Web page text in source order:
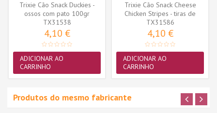
Trixie Cão Snack Duckies -
ossos com pato 100gr
(TX31538)
TX31538
4,10 €
ADICIONAR AO
CARRINHO
Trixie Cão Snack Cheese
Chicken Stripes - tiras de
frango...
TX31586
4,10 €
ADICIONAR AO
CARRINHO
Produtos do mesmo fabricante